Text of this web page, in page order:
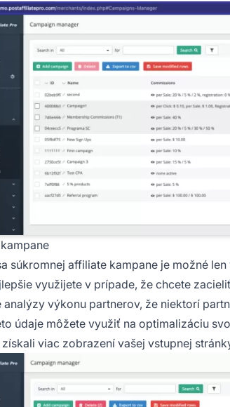
súkromnej affiliate kampane je možné
využijete v prípade, že chcete
analýzy výkonu partnerov, že niektorí
údaje môžete využiť na optimalizáciu
viac zobrazení vašej vstupnej